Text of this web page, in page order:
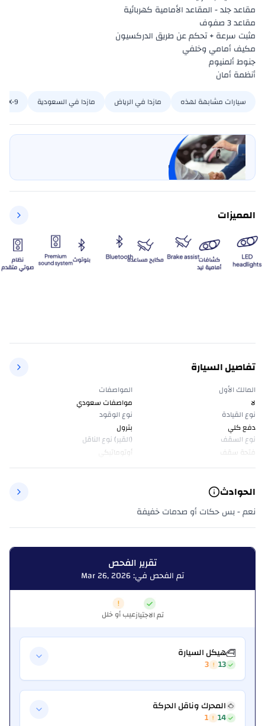
أنظمة أمان
سيارات مشابهة لهذه مازدا في الرياض مازدا في السعودية CX-9 في الرياض
بيع سيارتي
خليها على كارسويتش
المميزات
تفاصيل السيارة
المالك الأول
لا
المواصفات
مواصفات سعودي
نوع القيادة
دفع كلي
نوع الوقود
بترول
نوع السقف
فتحة سقف
(القير) نوع الناقل
أوتوماتيكي
الحوادث
نعم - بس حكات أو صدمات خفيفة
تقرير الفحص
تم الفحص في: Mar 26, 2026
تم الاجتيازعيب أو خلل
هيكل السيارة
13
3
المحرك وناقل الحركة
14
1